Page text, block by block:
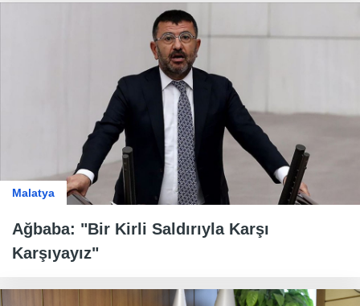
Malatya
Ağbaba: "Bir Kirli Saldırıyla Karşı
Karşıyayız"